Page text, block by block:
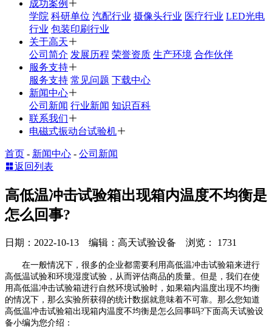
成功案例
学院 科研单位 汽配行业 摄像头行业 医疗行业 LED光电
行业 包装印刷行业
关于高天
公司简介 发展历程 荣誉资质 生产环境 合作伙伴
服务支持
服务支持 常见问题 下载中心
新闻中心
公司新闻 行业新闻 知识百科
联系我们
电磁式振动台试验机
首页 - 新闻中心 - 公司新闻
返回列表
高低温冲击试验箱出现箱内温度不均衡是
怎么回事?
日期：2022-10-13 编辑：高天试验设备 浏览： 1731
在一般情况下，很多的企业都需要利用高低温冲击试验箱来进行
高低温试验和环境湿度试验，从而评估商品的质量。但是，我们在使
用高低温冲击试验箱进行自然环境试验时，如果箱内温度出现不均衡
的情况下，那么实验所获得的统计数据就意味着不可靠。那么您知道
高低温冲击试验箱出现箱内温度不均衡是怎么回事吗?下面高天试验设
备小编为您介绍：